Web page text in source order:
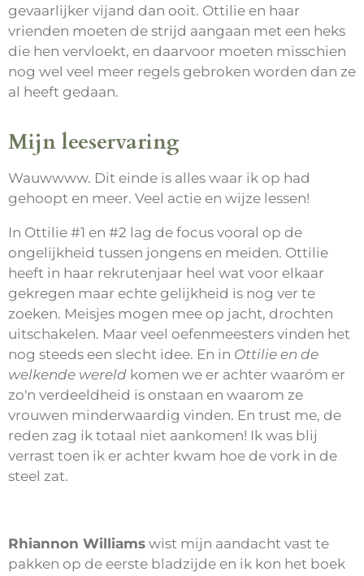
gevaarlijker vijand dan ooit. Ottilie en haar
vrienden moeten de strijd aangaan met een heks
die hen vervloekt, en daarvoor moeten misschien
nog wel veel meer regels gebroken worden dan ze
al heeft gedaan.
Mijn leeservaring
Wauwwww. Dit einde is alles waar ik op had
gehoopt en meer. Veel actie en wijze lessen!
In Ottilie #1 en #2 lag de focus vooral op de
ongelijkheid tussen jongens en meiden. Ottilie
heeft in haar rekrutenjaar heel wat voor elkaar
gekregen maar echte gelijkheid is nog ver te
zoeken. Meisjes mogen mee op jacht, drochten
uitschakelen. Maar veel oefenmeesters vinden het
nog steeds een slecht idee. En in Ottilie en de
welkende wereld komen we er achter waaróm er
zo'n verdeeldheid is onstaan en waarom ze
vrouwen minderwaardig vinden. En trust me, de
reden zag ik totaal niet aankomen! Ik was blij
verrast toen ik er achter kwam hoe de vork in de
steel zat.
Rhiannon Williams wist mijn aandacht vast te
pakken op de eerste bladzijde en ik kon het boek